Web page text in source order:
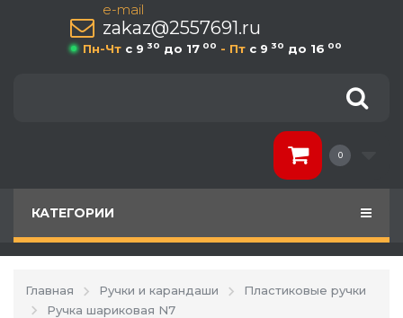
e-mail
zakaz@2557691.ru
Пн-Чт c 9 30 до 17 00 - Пт c 9 30 до 16 00
0
КАТЕГОРИИ
Главная Ручки и карандаши
Пластиковые ручки
Ручка шариковая N7